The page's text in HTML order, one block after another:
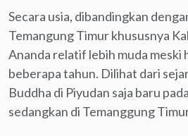
Secara usia, dibandingkan
Temangung Timur khususnya
Ananda relatif lebih muda meski
beberapa tahun. Dilihat dari
Buddha di Piyudan saja baru
sedangkan di Temanggung